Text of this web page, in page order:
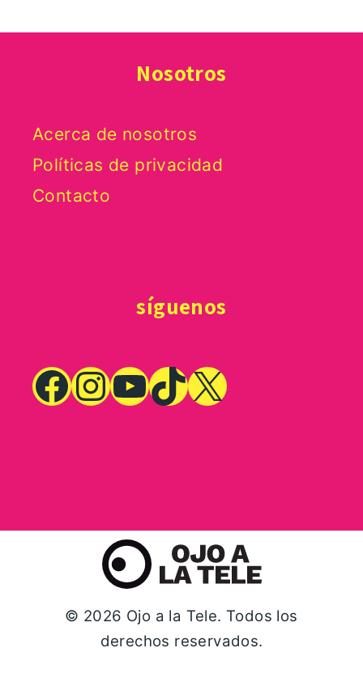
Nosotros
Acerca de nosotros
Políticas de privacidad
Contacto
síguenos
© 2026 Ojo a la Tele. Todos los
derechos reservados.